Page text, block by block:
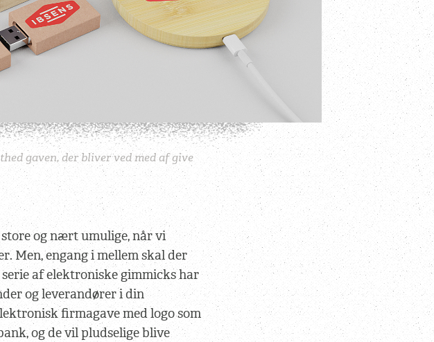
gaven, der bliver ved med af give
og nært umulige, når vi
Men, engang i mellem skal der
af elektroniske gimmicks har
og leverandører i din
firmagave med logo som
og de vil pludselige blive